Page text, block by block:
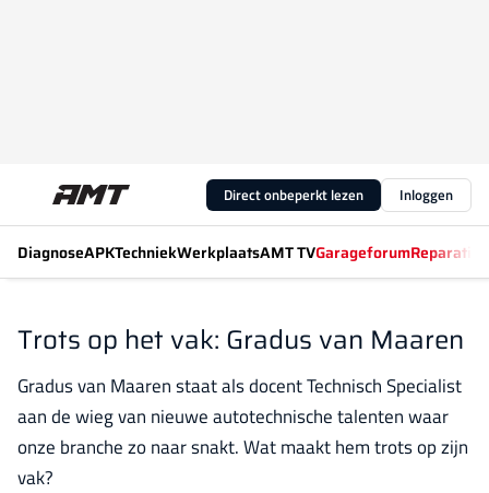
Direct onbeperkt lezen Inloggen
DiagnoseAPKTechniekWerkplaatsAMT TVGarageforum
Trots op het vak: Gradus van Maaren
Gradus van Maaren staat als docent Technisch Specialist
aan de wieg van nieuwe autotechnische talenten waar
onze branche zo naar snakt. Wat maakt hem trots op zijn
vak?